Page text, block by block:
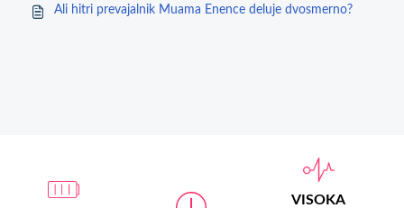
Ali hitri prevajalnik Muama Enence deluje dvosmerno?
VISOKA